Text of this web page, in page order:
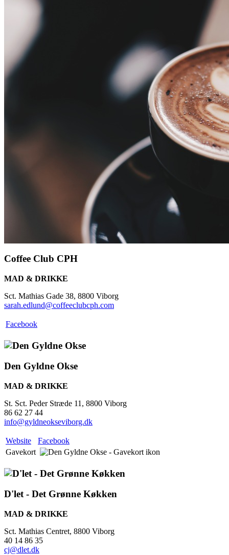
Coffee Club CPH
MAD & DRIKKE
Sct. Mathias Gade 38, 8800 Viborg
sarah.edlund@coffeeclubcph.com
Facebook
Den Gyldne Okse
MAD & DRIKKE
St. Sct. Peder Stræde 11, 8800 Viborg
86 62 27 44
info@gyldneokseviborg.dk
Website
Facebook
Gavekort
D'let - Det Grønne Køkken
MAD & DRIKKE
Sct. Mathias Centret, 8800 Viborg
40 14 86 35
cj@dlet.dk